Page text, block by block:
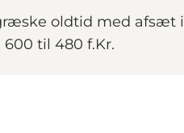
oldtid med afsæt i
til 480 f.Kr.